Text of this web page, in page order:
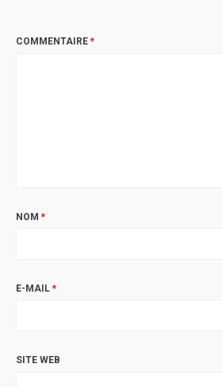
COMMENTAIRE *
NOM *
E-MAIL *
SITE WEB